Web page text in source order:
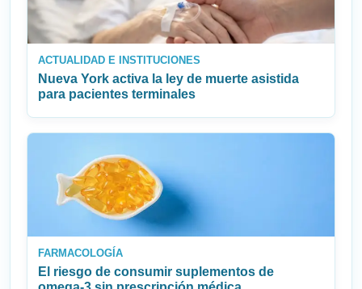
ACTUALIDAD E INSTITUCIONES
Nueva York activa la ley de muerte asistida
para pacientes terminales
FARMACOLOGÍA
El riesgo de consumir suplementos de